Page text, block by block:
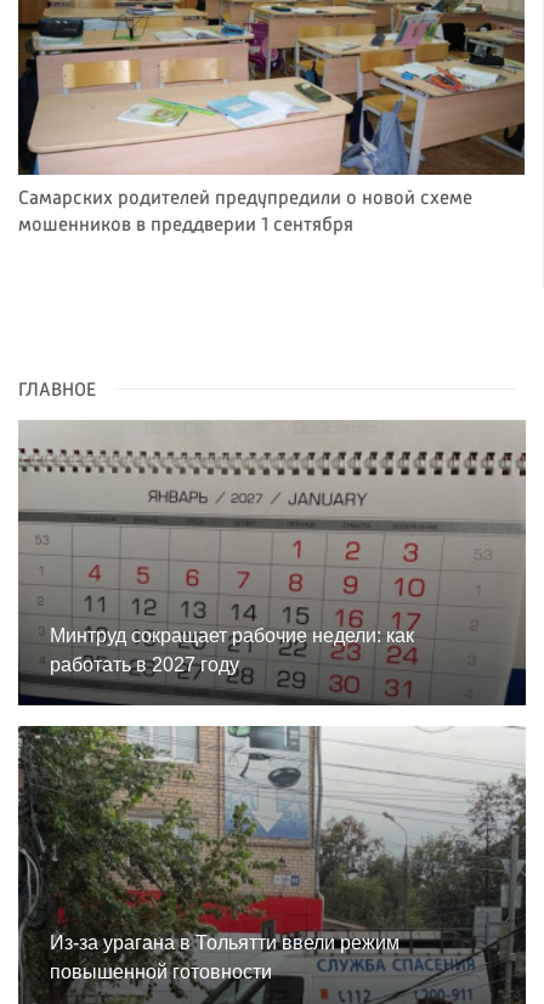
Самарских родителей предупредили о новой схеме
мошенников в преддверии 1 сентября
ГЛАВНОЕ
Минтруд сокращает рабочие недели: как
работать в 2027 году
Из-за урагана в Тольятти ввели режим
повышенной готовности